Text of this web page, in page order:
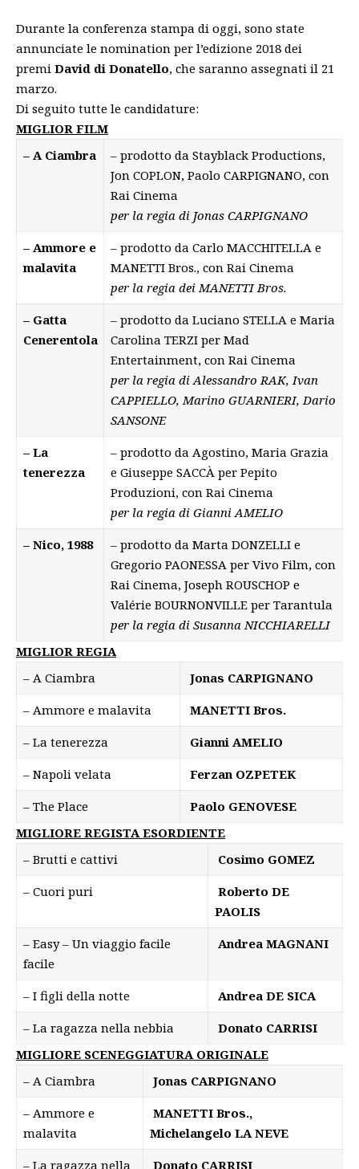
Durante la conferenza stampa di oggi, sono state
annunciate le nomination per l’edizione 2018 dei
premi David di Donatello, che saranno assegnati il 21
marzo.
Di seguito tutte le candidature:
MIGLIOR FILM
– A Ciambra
– prodotto da Stayblack Productions,
Jon COPLON, Paolo CARPIGNANO, con
Rai Cinema
per la regia di Jonas CARPIGNANO
– Ammore e
malavita
– prodotto da Carlo MACCHITELLA e
MANETTI Bros., con Rai Cinema
per la regia dei MANETTI Bros.
– Gatta
Cenerentola
– prodotto da Luciano STELLA e Maria
Carolina TERZI per Mad
Entertainment, con Rai Cinema
per la regia diAlessandro RAK, Ivan
CAPPIELLO, Marino GUARNIERI, Dario
SANSONE
– La
tenerezza
– prodotto da Agostino, Maria Grazia
e Giuseppe SACCÀ per Pepito
Produzioni, con Rai Cinema
per la regia di Gianni AMELIO
– Nico, 1988
– prodotto da Marta DONZELLI e
Gregorio PAONESSA per Vivo Film, con
Rai Cinema, Joseph ROUSCHOP e
Valérie BOURNONVILLE per Tarantula
per la regia di Susanna NICCHIARELLI
MIGLIOR REGIA
– A Ciambra
Jonas CARPIGNANO
– Ammore e malavita
MANETTI Bros.
– La tenerezza
Gianni AMELIO
– Napoli velata
Ferzan OZPETEK
– The Place
Paolo GENOVESE
MIGLIORE REGISTA ESORDIENTE
– Brutti e cattivi
Cosimo GOMEZ
– Cuori puri
Roberto DE
PAOLIS
– Easy – Un viaggio facile
facile
Andrea MAGNANI
– I figli della notte
Andrea DE SICA
– La ragazza nella nebbia
Donato CARRISI
MIGLIORE SCENEGGIATURA ORIGINALE
– A Ciambra
Jonas CARPIGNANO
– Ammore e
malavita
MANETTI Bros.,
Michelangelo LA NEVE
– La ragazza nella
Donato CARRISI